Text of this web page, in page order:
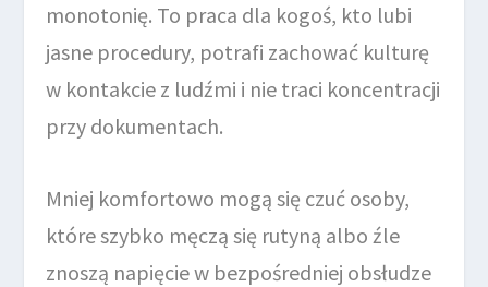
monotonię. To praca dla kogoś, kto lubi
jasne procedury, potrafi zachować kulturę
w kontakcie z ludźmi i nie traci koncentracji
przy dokumentach.
Mniej komfortowo mogą się czuć osoby,
które szybko męczą się rutyną albo źle
znoszą napięcie w bezpośredniej obsłudze